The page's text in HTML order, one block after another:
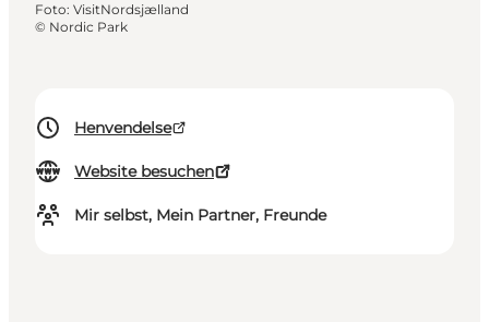
Henvendelse
Website besuchen
Mir selbst, Mein Partner, Freunde
Foto: VisitNordsjælland
© Nordic Park